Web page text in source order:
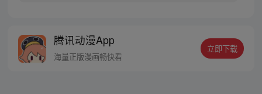
腾讯动漫App
海量正版漫画畅快看
立即下载